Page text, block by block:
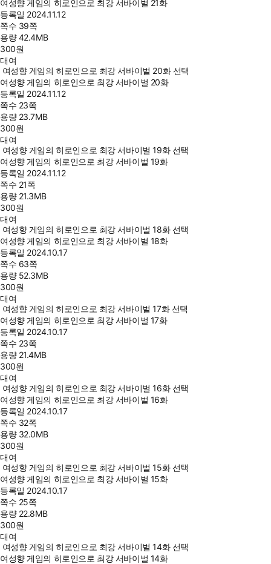
여성향 게임의 히로인으로 최강 서바이벌 21화
등록일 2024.11.12
쪽수 39쪽
용량42.4MB
300원
대여
여성향 게임의 히로인으로 최강 서바이벌 20화 선택
여성향 게임의 히로인으로 최강 서바이벌 20화
등록일 2024.11.12
쪽수 23쪽
용량 23.7MB
300원
대여
여성향 게임의 히로인으로 최강 서바이벌 19화 선택
여성향 게임의 히로인으로 최강 서바이벌 19화
등록일 2024.11.12
쪽수 21쪽
용량 21.3MB
300원
대여
여성향 게임의 히로인으로 최강 서바이벌 18화 선택
여성향 게임의 히로인으로 최강 서바이벌 18화
등록일 2024.10.17
쪽수 63쪽
용량 52.3MB
300원
대여
여성향 게임의 히로인으로 최강 서바이벌 17화 선택
여성향 게임의 히로인으로 최강 서바이벌 17화
등록일 2024.10.17
쪽수 23쪽
용량 21.4MB
300원
대여
여성향 게임의 히로인으로 최강 서바이벌 16화 선택
여성향 게임의 히로인으로 최강 서바이벌 16화
등록일 2024.10.17
쪽수 32쪽
용량 32.0MB
300원
대여
여성향 게임의 히로인으로 최강 서바이벌 15화 선택
여성향 게임의 히로인으로 최강 서바이벌 15화
등록일 2024.10.17
쪽수 25쪽
용량 22.8MB
300원
대여
여성향 게임의 히로인으로 최강 서바이벌 14화 선택
여성향 게임의 히로인으로 최강 서바이벌 14화